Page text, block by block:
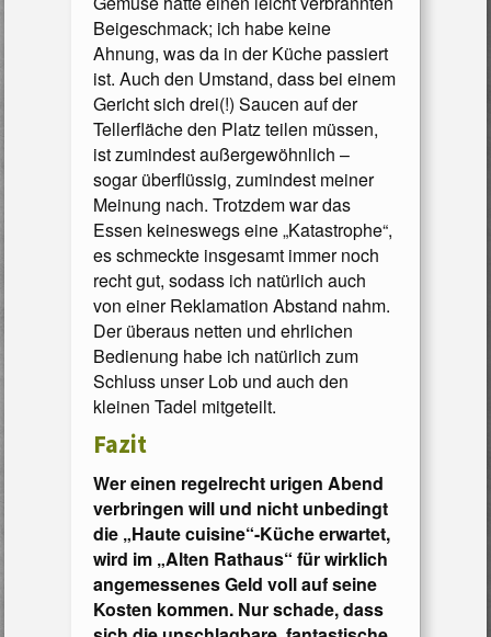
Beigeschmack; ich habe keine
Ahnung, was da in der Küche passiert
ist. Auch den Umstand, dass bei einem
Gericht sich drei(!) Saucen auf der
Tellerfläche den Platz teilen müssen,
ist zumindest außergewöhnlich –
sogar überflüssig, zumindest meiner
Meinung nach. Trotzdem war das
Essen keineswegs eine „Katastrophe“,
es schmeckte insgesamt immer noch
recht gut, sodass ich natürlich auch
von einer Reklamation Abstand nahm.
Der überaus netten und ehrlichen
Bedienung habe ich natürlich zum
Schluss unser Lob und auch den
kleinen Tadel mitgeteilt.
Fazit
Wer einen regelrecht urigen Abend
verbringen will und nicht unbedingt
die „Haute cuisine“-Küche erwartet,
wird im „Alten Rathaus“ für wirklich
angemessenes Geld voll auf seine
Kosten kommen. Nur schade, dass